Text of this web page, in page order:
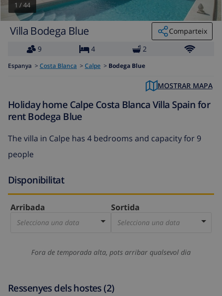
1 /44
Villa Bodega Blue
Comparteix
9
4 2
Espanya > Costa Blanca > Calpe > Bodega Blue
MOSTRAR MAPA
Holiday home Calpe Costa Blanca Villa Spain for
rent Bodega Blue
The villa in Calpe has 4 bedrooms and capacity for 9
people
Disponibilitat
Arribada
Selecciona una data
Sortida
Selecciona una data
Fora de temporada alta, pots arribar qualsevol dia
Ressenyes dels hostes (2)